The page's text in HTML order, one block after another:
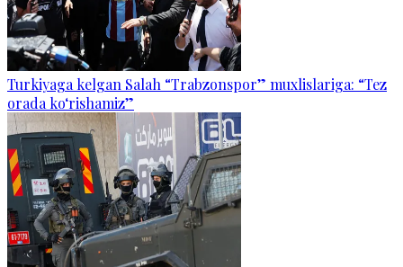
Turkiyaga kelgan Salah “Trabzonspor” muxlislariga: “Tez
orada ko‘rishamiz”